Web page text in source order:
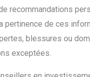
recommandations
pertinence de ces
blessures ou
exceptées.